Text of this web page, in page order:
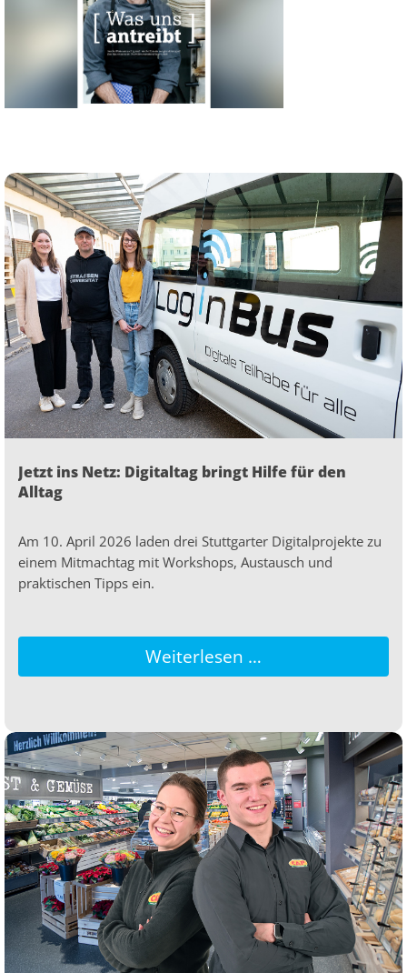
Jetzt ins Netz: Digitaltag bringt Hilfe für den
Alltag
Am 10. April 2026 laden drei Stuttgarter Digitalprojekte zu
einem Mitmachtag mit Workshops, Austausch und
praktischen Tipps ein.
Weiterlesen …